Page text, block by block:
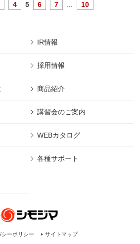
4 5 6 7 10
IR情報
採用情報
商品紹介
講習会のご案内
WEBカタログ
各種サポート
シーポリシー サイトマップ